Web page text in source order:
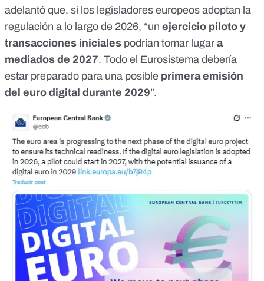
adelantó que, si los legisladores europeos adoptan la
regulación a lo largo de 2026, “un ejercicio piloto y
transacciones iniciales podrían tomar lugar a
mediados de 2027. Todo el Eurosistema debería
estar preparado para una posible primera emisión
del euro digital durante 2029”.